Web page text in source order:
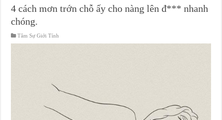
4 cách mơn trớn chỗ ấy cho nàng lên đ*** nhanh
chóng.
Tâm Sự Giới Tính